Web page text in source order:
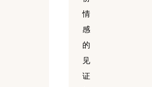
情
感
的
见
证